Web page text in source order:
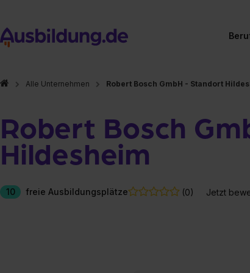
Alle Unternehmen Robert Bosch GmbH - Standort
Robert Bosch
Hildesheim
10 freie Ausbildungsplätze (0) Jetzt